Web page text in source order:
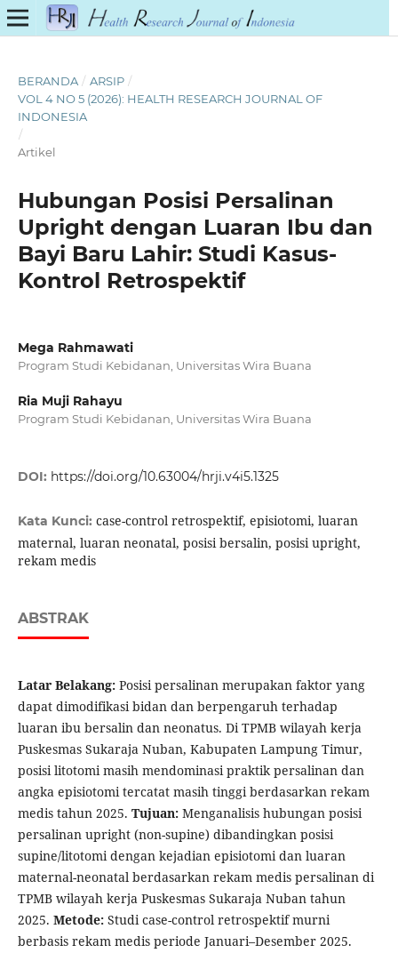
BERANDA / ARSIP /
VOL 4 NO 5 (2026): HEALTH RESEARCH JOURNAL OF
INDONESIA
/
Artikel
Hubungan Posisi Persalinan
Upright dengan Luaran Ibu dan
Bayi Baru Lahir: Studi Kasus-
Kontrol Retrospektif
Mega Rahmawati
Program Studi Kebidanan, Universitas Wira Buana
Ria Muji Rahayu
Program Studi Kebidanan, Universitas Wira Buana
DOI: https://doi.org/10.63004/hrji.v4i5.1325
Kata Kunci: case-control retrospektif, episiotomi, luaran
maternal, luaran neonatal, posisi bersalin, posisi upright,
rekam medis
ABSTRAK
Latar Belakang: Posisi persalinan merupakan faktor yang
dapat dimodifikasi bidan dan berpengaruh terhadap
luaran ibu bersalin dan neonatus. Di TPMB wilayah kerja
Puskesmas Sukaraja Nuban, Kabupaten Lampung Timur,
posisi litotomi masih mendominasi praktik persalinan dan
angka episiotomi tercatat masih tinggi berdasarkan rekam
medis tahun 2025. Tujuan: Menganalisis hubungan posisi
persalinan upright (non-supine) dibandingkan posisi
supine/litotomi dengan kejadian episiotomi dan luaran
maternal-neonatal berdasarkan rekam medis persalinan di
TPMB wilayah kerja Puskesmas Sukaraja Nuban tahun
2025. Metode: Studi case-control retrospektif murni
berbasis rekam medis periode Januari–Desember 2025.